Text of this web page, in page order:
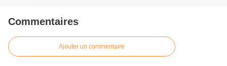
Commentaires
Ajouter un commentaire